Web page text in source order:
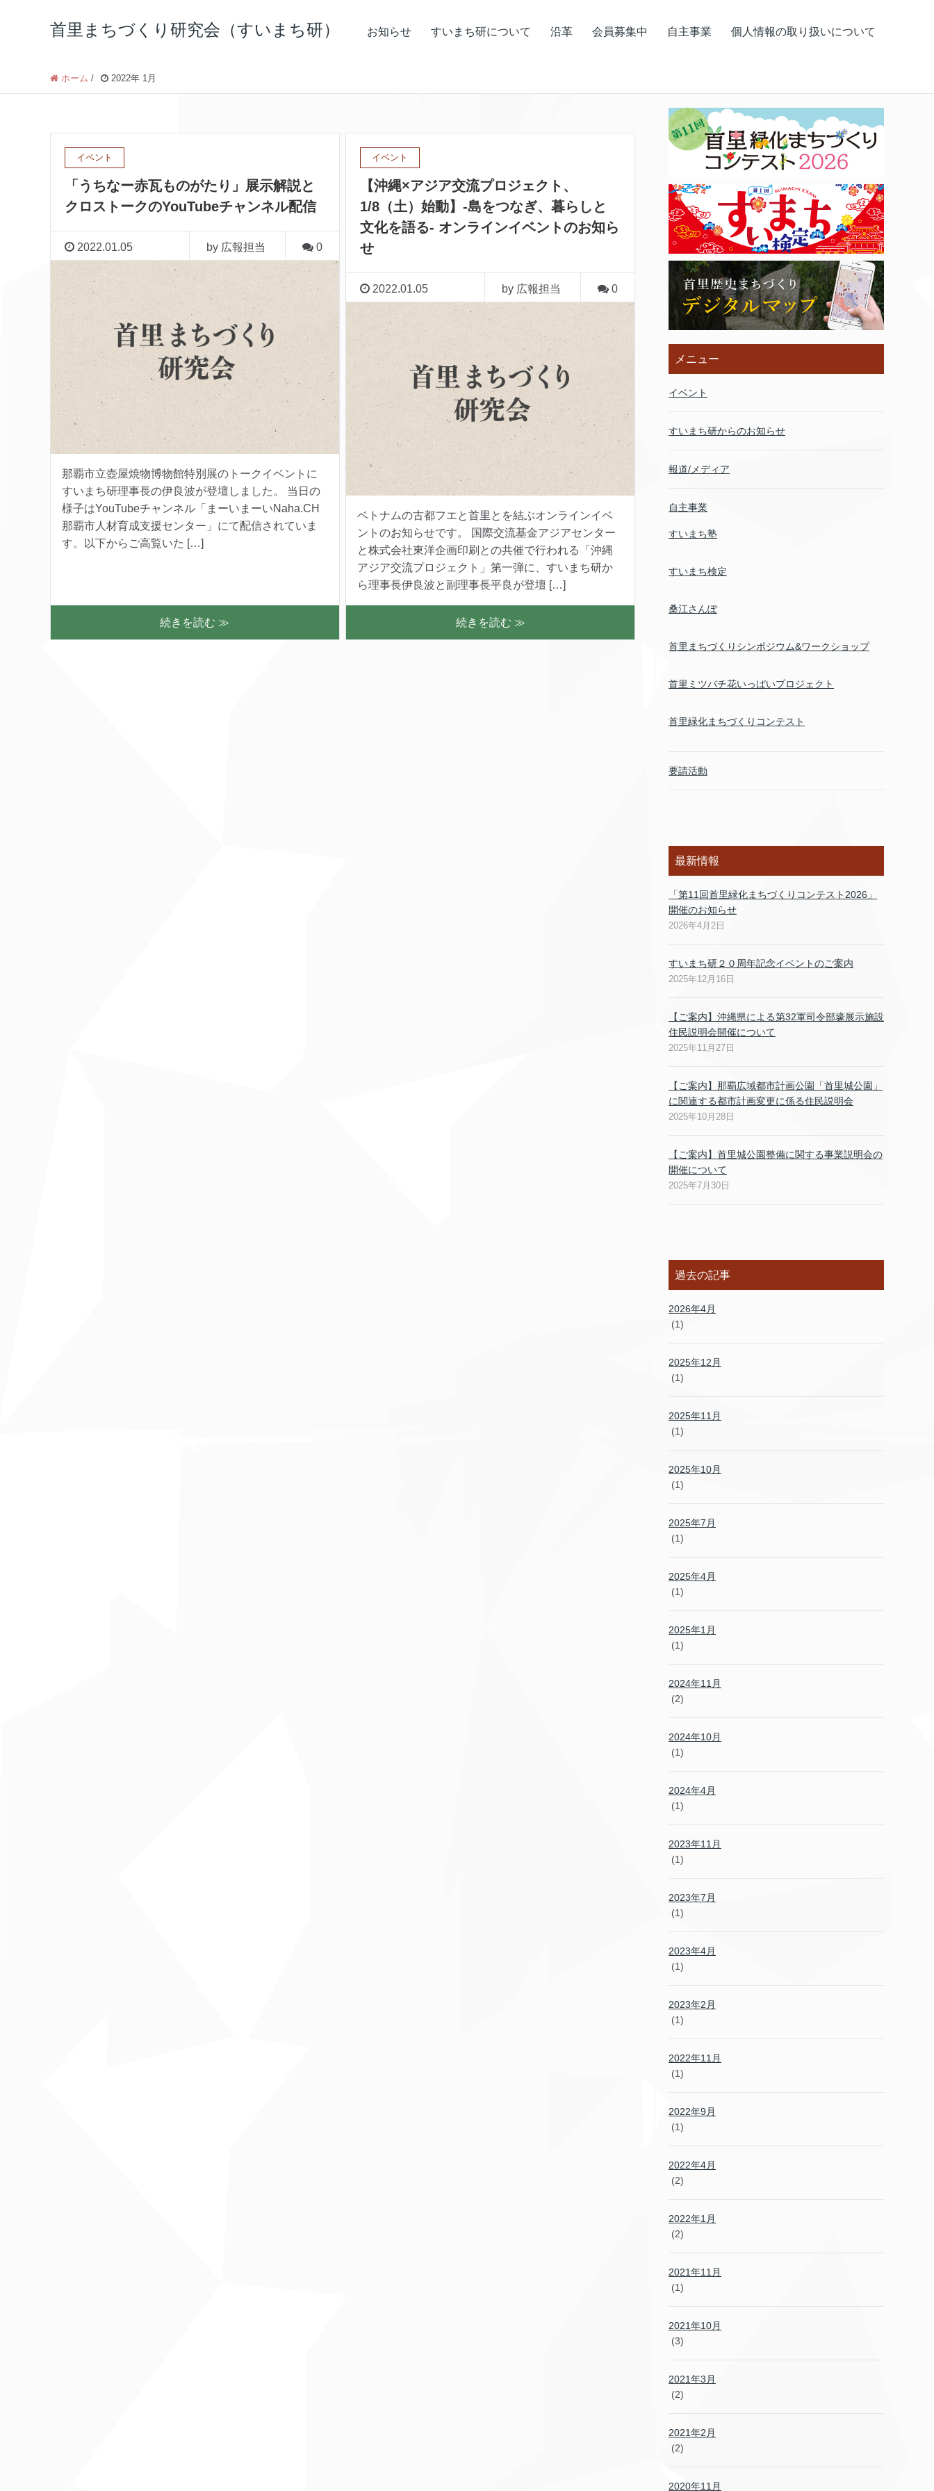
首里まちづくり研究会（すいまち研） お知らせ すいまち研について 沿革 会員募集中 自主事業 個人情報の取り扱いについて
ホーム / 2022年 1月
イベント
「うちなー赤瓦ものがたり」展示解説と
クロストークのYouTubeチャンネル配信
2022.01.05 by 広報担当 0
那覇市立壺屋焼物博物館特別展のトークイベントに
すいまち研理事長の伊良波が登壇しました。 当日の
様子はYouTubeチャンネル「まーいまーいNaha.CH
那覇市人材育成支援センター」にて配信されていま
す。以下からご高覧いた […]
続きを読む ≫
イベント
【沖縄×アジア交流プロジェクト、
1/8（土）始動】-島をつなぎ、暮らしと
文化を語る- オンラインイベントのお知ら
せ
2022.01.05 by 広報担当 0
ベトナムの古都フエと首里とを結ぶオンラインイベ
ントのお知らせです。 国際交流基金アジアセンター
と株式会社東洋企画印刷との共催で行われる「沖縄
アジア交流プロジェクト」第一弾に、すいまち研か
ら理事長伊良波と副理事長平良が登壇 […]
続きを読む ≫
メニュー
イベント
すいまち研からのお知らせ
報道/メディア
自主事業
すいまち塾
すいまち検定
桑江さんぽ
首里まちづくりシンポジウム&ワークショップ
首里ミツバチ花いっぱいプロジェクト
首里緑化まちづくりコンテスト
要請活動
最新情報
「第11回首里緑化まちづくりコンテスト2026」
開催のお知らせ
2026年4月2日
すいまち研２０周年記念イベントのご案内
2025年12月16日
【ご案内】沖縄県による第32軍司令部壕展示施設
住民説明会開催について
2025年11月27日
【ご案内】那覇広域都市計画公園「首里城公園」
に関連する都市計画変更に係る住民説明会
2025年10月28日
【ご案内】首里城公園整備に関する事業説明会の
開催について
2025年7月30日
過去の記事
2026年4月
(1)
2025年12月
(1)
2025年11月
(1)
2025年10月
(1)
2025年7月
(1)
2025年4月
(1)
2025年1月
(1)
2024年11月
(2)
2024年10月
(1)
2024年4月
(1)
2023年11月
(1)
2023年7月
(1)
2023年4月
(1)
2023年2月
(1)
2022年11月
(1)
2022年9月
(1)
2022年4月
(2)
2022年1月
(2)
2021年11月
(1)
2021年10月
(3)
2021年3月
(2)
2021年2月
(2)
2020年11月